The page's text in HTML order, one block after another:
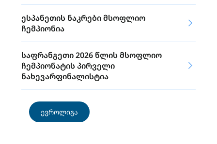
ესპანეთის ნაკრები მსოფლიო
ჩემპიონია
საფრანგეთი 2026 წლის მსოფლიო
ჩემპიონატის პირველი
ნახევარფინალისტია
ევროლიგა